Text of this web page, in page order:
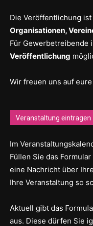
Die Veröffentlichung ist
Organisationen,
Für Gewerbetreibende
Veröffentlichung
Wir freuen uns auf
Veranstaltung eintragen
Im
Füllen Sie das
eine Nachricht über
Ihre Veranstaltung so
Aktuell gibt das
aus. Diese dürfen Sie